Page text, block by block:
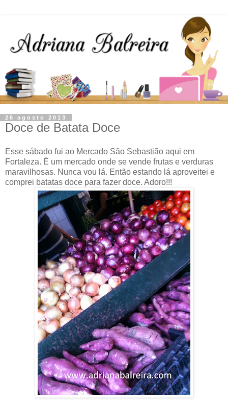
26 agosto 2013
Doce de Batata Doce
Esse sábado fui ao Mercado São Sebastião aqui em
Fortaleza. É um mercado onde se vende frutas e verduras
maravilhosas. Nunca vou lá. Então estando lá aproveitei e
comprei batatas doce para fazer doce. Adoro!!!